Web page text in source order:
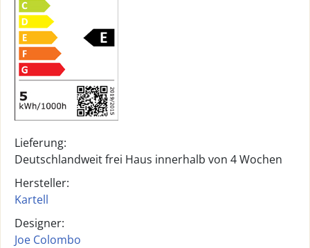
Lieferung:
Deutschlandweit frei Haus innerhalb von 4 Wochen
Hersteller:
Kartell
Designer:
Joe Colombo